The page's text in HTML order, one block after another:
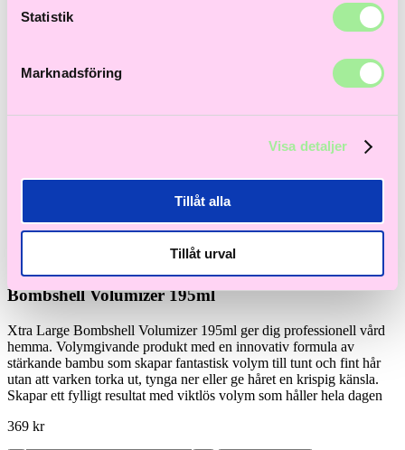
Statistik
Marknadsföring
Visa detaljer
Tillåt alla
Tillåt urval
Color Wow
Xtra Large Bombshell
Bombshell Volumizer 195ml
Xtra Large Bombshell Volumizer 195ml ger dig professionell vård
hemma. Volymgivande produkt med en innovativ formula av
stärkande bambu som skapar fantastisk volym till tunt och fint hår
utan att varken torka ut, tynga ner eller ge håret en krispig känsla.
Skapar ett fylligt resultat med viktlös volym som håller hela dagen
369 kr